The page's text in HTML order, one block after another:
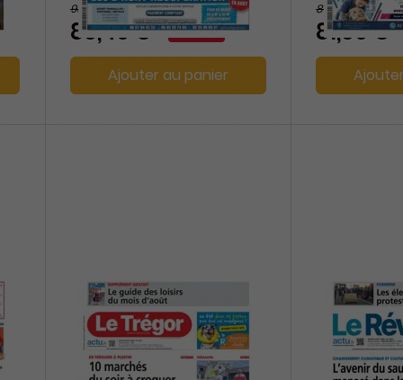
93,60 €
86,40 € -8%
Ajouter au panier
88,40 €
81,60 €